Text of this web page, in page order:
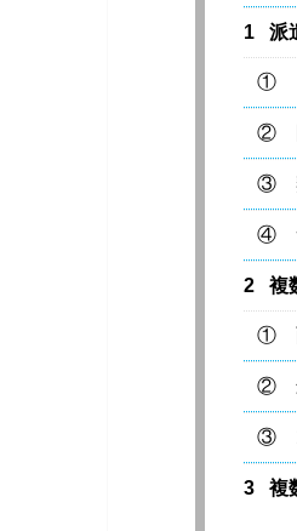
1 派
①
②
③
④
2 複
①
②
③
3 複